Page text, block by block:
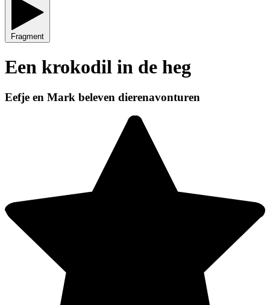
Fragment
Een krokodil in de heg
Eefje en Mark beleven dierenavonturen